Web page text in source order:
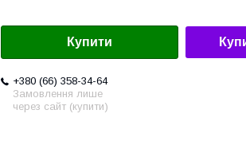
Купити
+380 (66) 358-34-64
Замовлення лише
через сайт (купити)